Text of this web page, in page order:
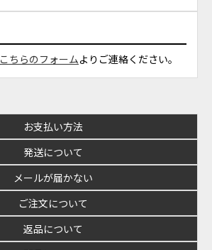
こちらのフォームよりご連絡ください。
お支払い方法
発送について
メールが届かない
ご注文について
返品について